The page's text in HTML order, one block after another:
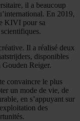
il a beaucoup
En 2019,
KIVI pour sa
Il a réalisé deux
disponibles
Reiger.
convaincre le plus
un mode de vie, de
en s’appuyant sur
des